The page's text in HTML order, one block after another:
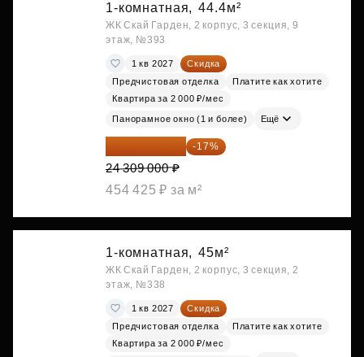
1-комнатная, 44.4м²
ЖК Скай Гарден, 2 корпус, 3 секция, 9
этаж, №393
1 кв 2027
Скидка
Предчистовая отделка
Платите как хотите
Квартира за 2 000 ₽/мес
Панорамное окно (1 и более) Ещё
20 176 470 ₽ -17%
24 309 000 ₽
454 425 ₽ за м²
1-комнатная, 45м²
ЖК Скай Гарден, 2 корпус, 3 секция, 2
этаж, №338
1 кв 2027
Скидка
Предчистовая отделка
Платите как хотите
Квартира за 2 000 ₽/мес